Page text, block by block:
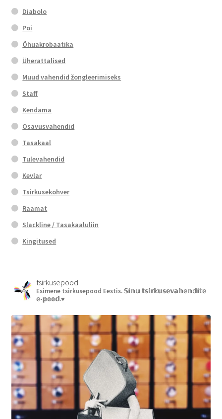
Diabolo
Poi
Õhuakrobaatika
Üherattalised
Muud vahendid žongleerimiseks
Staff
Kendama
Osavusvahendid
Tasakaal
Tulevahendid
Kevlar
Tsirkusekohver
Raamat
Slackline / Tasakaaluliin
Kingitused
tsirkusepood
Esimene tsirkusepood Eestis. 𝕊𝕚𝕟𝕦 𝕥𝕤𝕚𝕣𝕜𝕦𝕤𝕖𝕧𝕒𝕙𝕖𝕟𝕕𝕚𝕥𝕖
𝕖-𝕡𝕠𝕠𝕕.♥︎